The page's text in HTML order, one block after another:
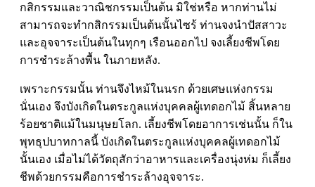
กสิกรรมและวาณิชกรรมเป็นต้น มิใช่หรือ หากท่านไม่
สามารถจะทำกสิกรรมเป็นต้นนั้นไซร้ ท่านจงนำปัสสาวะ
และอุจจาระเป็นต้นในทุกๆ เรือนออกไป จงเลี้ยงชีพโดย
การชำระล้างพื้น ในภายหลัง.
เพราะกรรมนั้น ท่านจึงไหม้ในนรก ด้วยเศษแห่งกรรม
นั่นเอง จึงบังเกิดในตระกูลแห่งบุคคลผู้เทดอกไม้ สิ้นหลาย
ร้อยชาติแม้ในมนุษยโลก. เลี้ยงชีพโดยอาการเช่นนั้น ก็ใน
พุทธุปบาทกาลนี้ บังเกิดในตระกูลแห่งบุคคลผู้เทดอกไม้
นั้นเอง เมื่อไม่ได้วัตถุสักว่าอาหารและเครื่องนุ่งห่ม ก็เลี้ยง
ชีพด้วยกรรมคือการชำระล้างอุจจาระ.